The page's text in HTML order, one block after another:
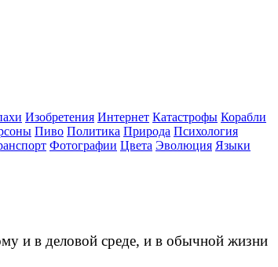
Изобретения Интернет Катастрофы Корабли
Пиво Политика Природа Психология
Фотографии Цвета Эволюция Языки
и в деловой среде, и в обычной жизни